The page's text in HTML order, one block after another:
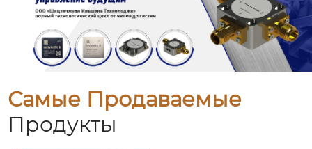
Самые Продаваемые
Продукты